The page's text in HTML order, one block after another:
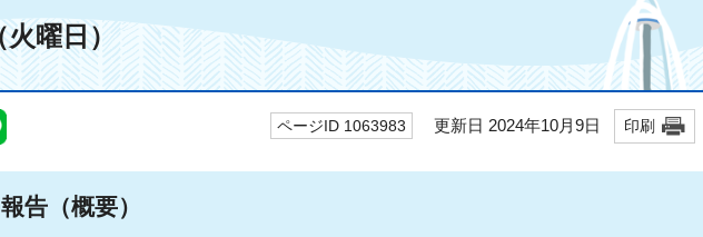
火曜日）
ページID 1063983 更新日 2024年10月9日 印刷
告（概要）